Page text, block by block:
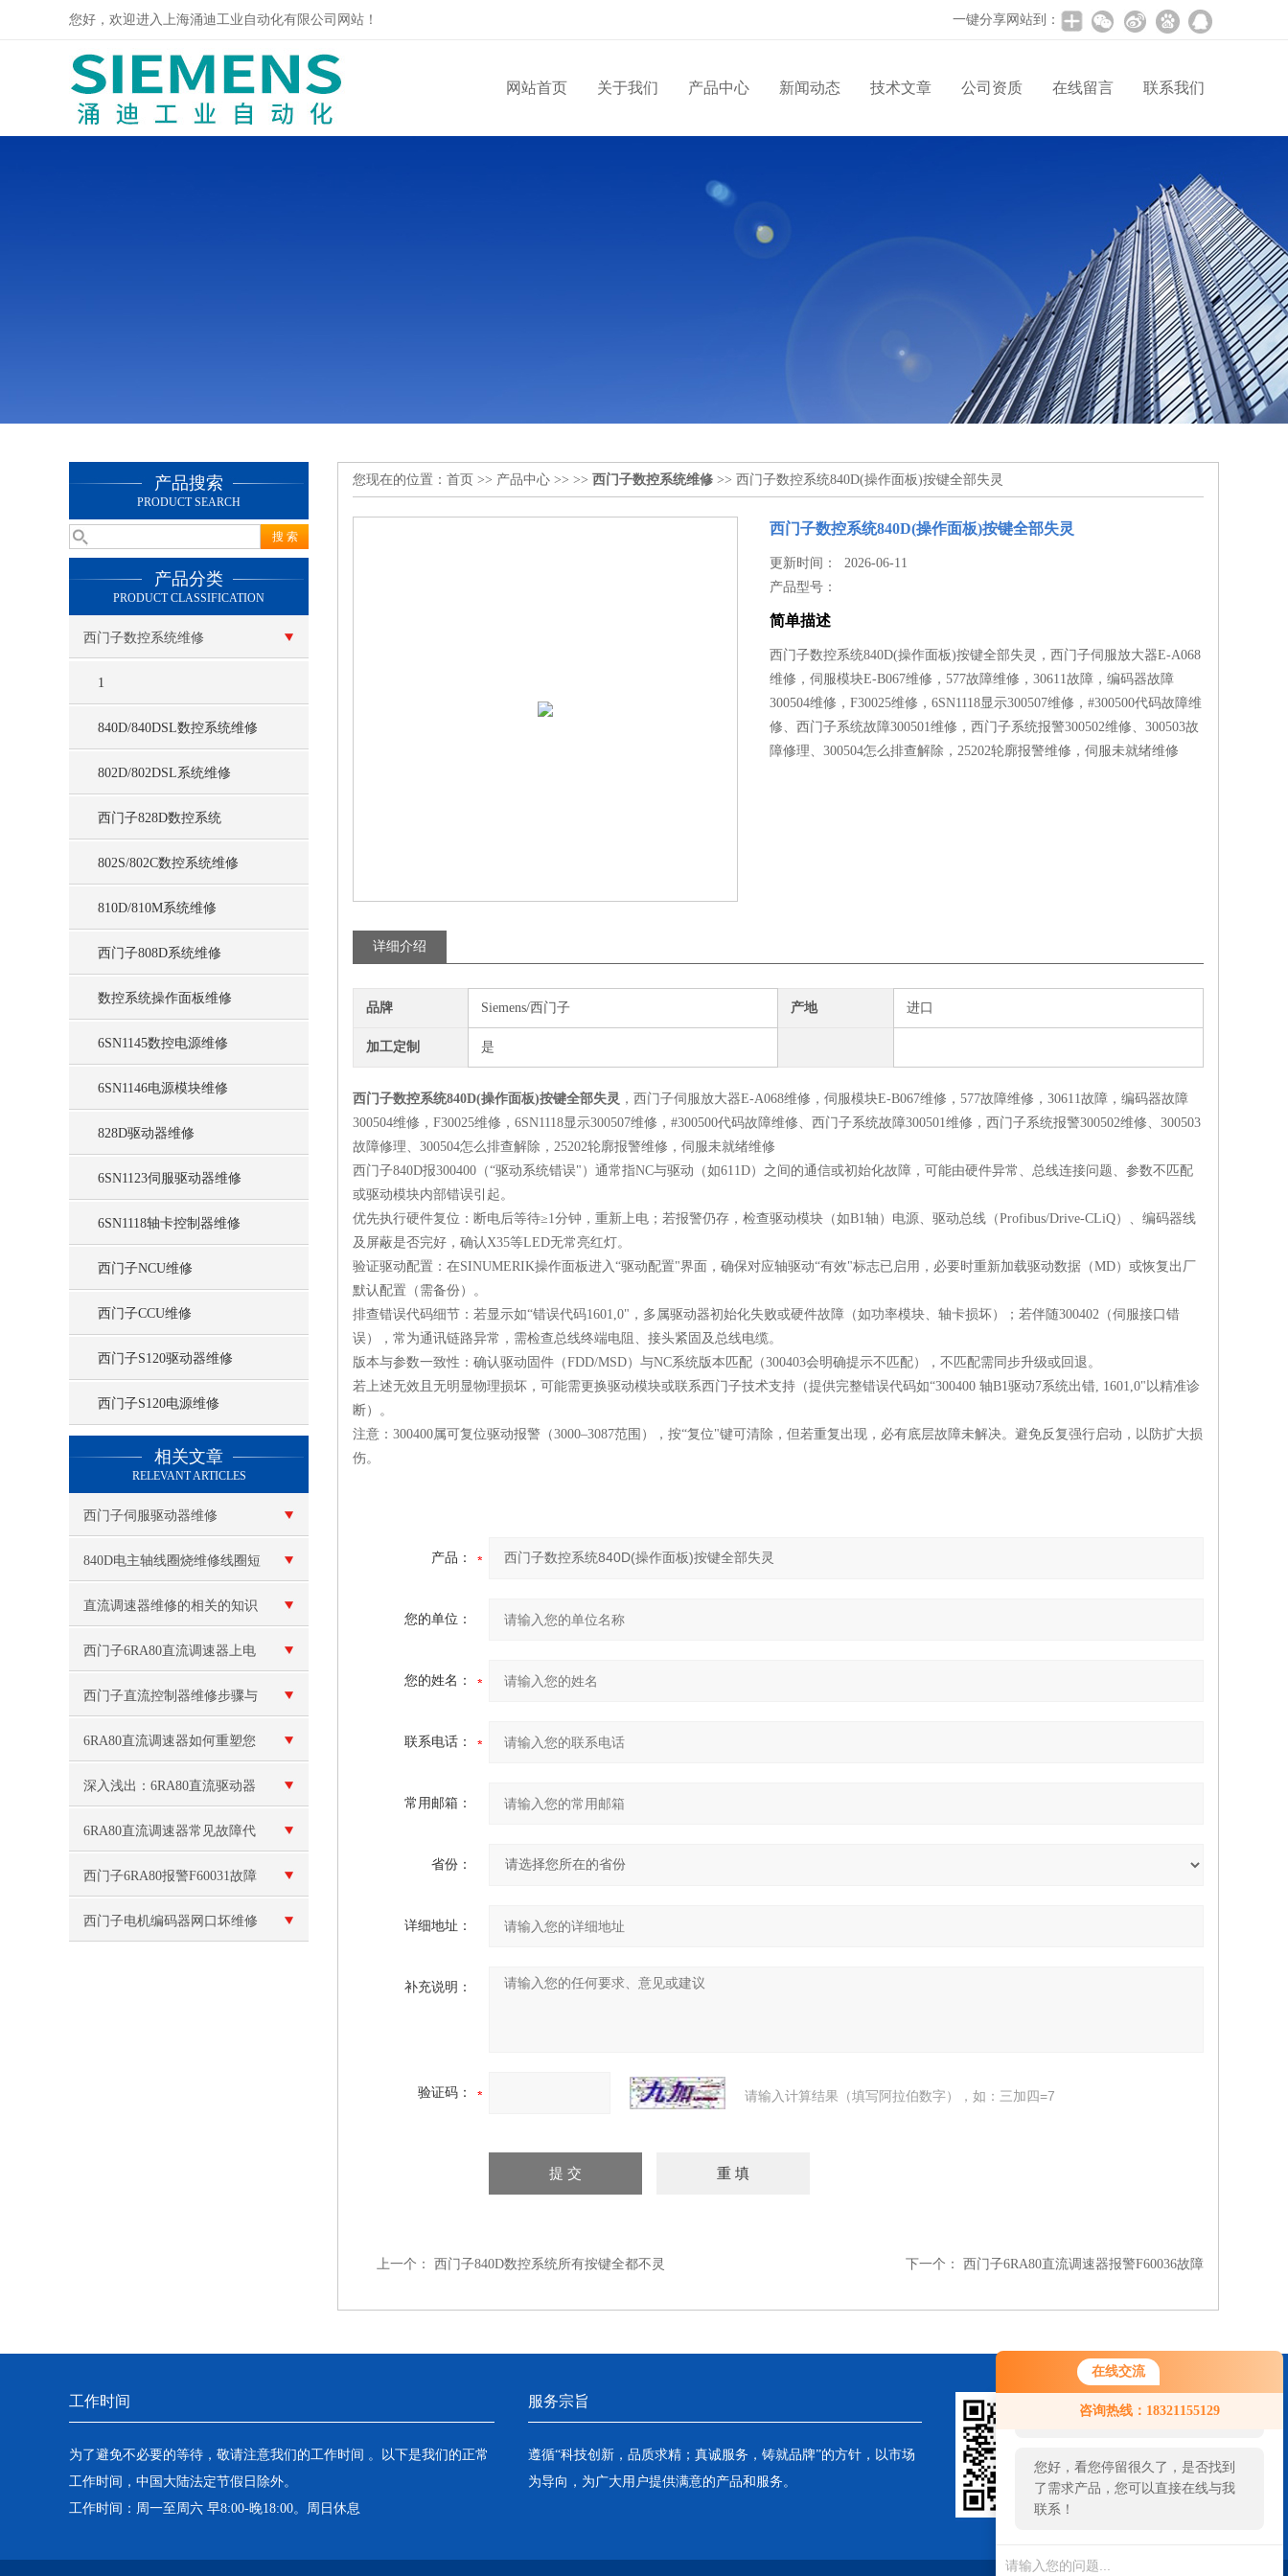
在线交流
咨询热线：18321155129
您好！欢迎前来咨询，很高兴为您
服务，请问您要咨询什么问题呢？
您好，看您停留很久了，是否找到
了需求产品，您可以直接在线与我
联系！
您好，欢迎进入上海涌迪工业自动化有限公司网站！ 一键分享网站到：
网站首页 关于我们 产品中心 新闻动态 技术文章 公司资质 在线留言 联系我们
产品搜索
PRODUCT SEARCH
产品分类
PRODUCT CLASSIFICATION
西门子数控系统维修
1
840D/840DSL数控系统维修
802D/802DSL系统维修
西门子828D数控系统
802S/802C数控系统维修
810D/810M系统维修
西门子808D系统维修
数控系统操作面板维修
6SN1145数控电源维修
6SN1146电源模块维修
828D驱动器维修
6SN1123伺服驱动器维修
6SN1118轴卡控制器维修
西门子NCU维修
西门子CCU维修
西门子S120驱动器维修
西门子S120电源维修
相关文章
RELEVANT ARTICLES
西门子伺服驱动器维修
840D电主轴线圈烧维修线圈短
路
直流调速器维修的相关的知识
西门子6RA80直流调速器上电
跳闸故障维修 故障代码：
F60010
西门子直流控制器维修步骤与
注意事项
6RA80直流调速器如何重塑您
的设备性能与生产效率
深入浅出：6RA80直流驱动器
的安装调试与参数设置
6RA80直流调速器常见故障代
码排查，新手也能快速解决
西门子6RA80报警F60031故障
维修
西门子电机编码器网口坏维修
您现在的位置： 首页 >> 产品中心 >> >> 西门子数控系统维修 >> 西门子数控系统840D(操作面板)按键全部失灵
西门子数控系统840D(操作面板)按键全部失灵
更新时间： 2026-06-11
产品型号：
简单描述
西门子数控系统840D(操作面板)按键全部失灵，西门子伺服放大器E-A068
维修，伺服模块E-B067维修，577故障维修，30611故障，编码器故障
300504维修，F30025维修，6SN1118显示300507维修，#300500代码故障维
修、西门子系统故障300501维修，西门子系统报警300502维修、300503故
障修理、300504怎么排查解除，25202轮廓报警维修，伺服未就绪维修
详细介绍
品牌 Siemens/西门子 产地 进口
加工定制 是
西门子数控系统840D(操作面板)按键全部失灵 ，西门子伺服放大器E-A068维修，伺服模块E-B067维修，577故障维修，30611故障，编码器故障
300504维修，F30025维修，6SN1118显示300507维修，#300500代码故障维修、西门子系统故障300501维修，西门子系统报警300502维修、300503
故障修理、300504怎么排查解除，25202轮廓报警维修，伺服未就绪维修
西门子840D报300400（“驱动系统错误"）通常指NC与驱动（如611D）之间的通信或初始化故障，可能由硬件异常、总线连接问题、参数不匹配
或驱动模块内部错误引起。‌‌
‌优先执行硬件复位‌：断电后等待≥1分钟，重新上电；若报警仍存，检查驱动模块（如B1轴）电源、驱动总线（Profibus/Drive-CLiQ）、编码器线
及屏蔽是否完好，确认X35等LED无常亮红灯。
‌验证驱动配置‌：在SINUMERIK操作面板进入“驱动配置"界面，确保对应轴驱动“有效"标志已启用，必要时重新加载驱动数据（MD）或恢复出厂
默认配置（需备份）。
‌排查错误代码细节‌：若显示如“错误代码1601,0"，多属驱动器初始化失败或硬件故障（如功率模块、轴卡损坏）；若伴随300402（伺服接口错
误），常为通讯链路异常，需检查总线终端电阻、接头紧固及总线电缆。
‌版本与参数一致性‌：确认驱动固件（FDD/MSD）与NC系统版本匹配（300403会明确提示不匹配），不匹配需同步升级或回退。
‌若上述无效且无明显物理损坏‌，可能需更换驱动模块或联系西门子技术支持（提供完整错误代码如“300400 轴B1驱动7系统出错, 1601,0"以精准诊
断）。‌‌
注意：300400属可复位驱动报警（3000–3087范围），‌按“复位"键可清除，但若重复出现，必有底层故障未解决‌。避免反复强行启动，以防扩大损
伤。‌‌
产品：
您的单位：
您的姓名：
联系电话：
常用邮箱：
省份：
详细地址：
补充说明：
验证码： 请输入计算结果（填写阿拉伯数字），如：三加四=7
上一个： 西门子840D数控系统所有按键全都不灵 下一个： 西门子6RA80直流调速器报警F60036故障
工作时间
为了避免不必要的等待，敬请注意我们的工作时间 。以下是我们的正常
工作时间，中国大陆法定节假日除外。
工作时间：周一至周六 早8:00-晚18:00。周日休息
服务宗旨
遵循“科技创新，品质求精；真诚服务，铸就品牌”的方针，以市场
为导向，为广大用户提供满意的产品和服务。